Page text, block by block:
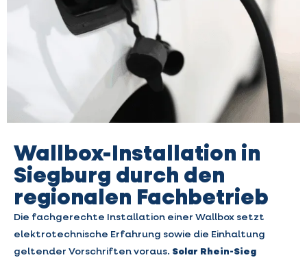
Wallbox-Installation in
Siegburg durch den
regionalen Fachbetrieb
Die fachgerechte Installation einer Wallbox setzt
elektrotechnische Erfahrung sowie die Einhaltung
geltender Vorschriften voraus. Solar Rhein-Sieg